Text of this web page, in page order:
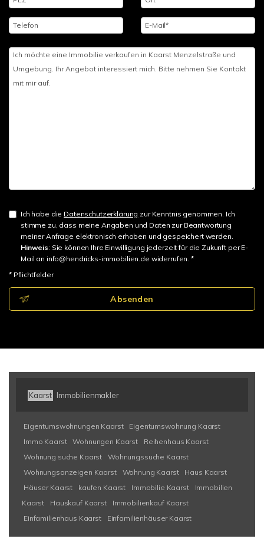
Ich habe die Datenschutzerklärung zur Kenntnis genommen. Ich
stimme zu, dass meine Angaben und Daten zur Beantwortung
meiner Anfrage elektronisch erhoben und gespeichert werden.
Hinweis: Sie können Ihre Einwilligung jederzeit für die Zukunft per E-
Mail an info@hendricks-immobilien.de widerrufen. *
* Pflichtfelder
Absenden
Kaarst Immobilienmakler
Eigentumswohnungen Kaarst
Eigentumswohnung Kaarst
Immo Kaarst
Wohnungen Kaarst
Reihenhaus Kaarst
Wohnung suche Kaarst
Wohnungssuche Kaarst
Wohnungsanzeigen Kaarst
Wohnung Kaarst
Haus Kaarst
Häuser Kaarst
kaufen Kaarst Immobilie Kaarst
Immobilien
Kaarst
Hauskauf Kaarst
Immobilienkauf Kaarst
Einfamilienhaus Kaarst
Einfamilienhäuser Kaarst